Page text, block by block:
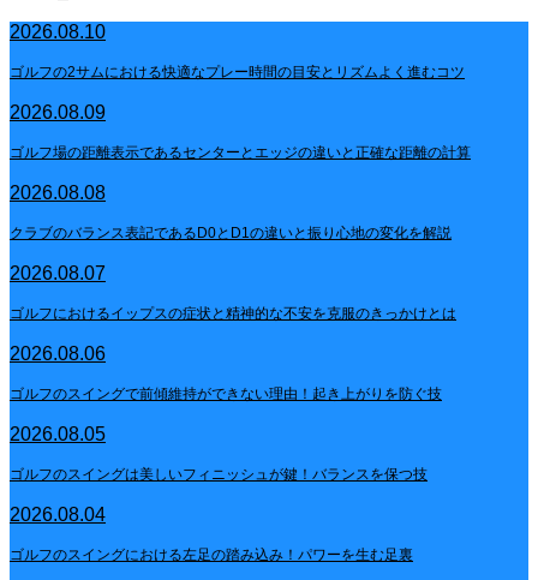
2026.08.10
ゴルフの2サムにおける快適なプレー時間の目安とリズムよく進むコツ
2026.08.09
ゴルフ場の距離表示であるセンターとエッジの違いと正確な距離の計算
2026.08.08
クラブのバランス表記であるD0とD1の違いと振り心地の変化を解説
2026.08.07
ゴルフにおけるイップスの症状と精神的な不安を克服のきっかけとは
2026.08.06
ゴルフのスイングで前傾維持ができない理由！起き上がりを防ぐ技
2026.08.05
ゴルフのスイングは美しいフィニッシュが鍵！バランスを保つ技
2026.08.04
ゴルフのスイングにおける左足の踏み込み！パワーを生む足裏